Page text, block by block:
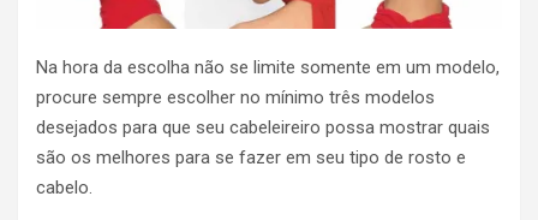
Na hora da escolha não se limite somente em um modelo,
procure sempre escolher no mínimo três modelos
desejados para que seu cabeleireiro possa mostrar quais
são os melhores para se fazer em seu tipo de rosto e
cabelo.